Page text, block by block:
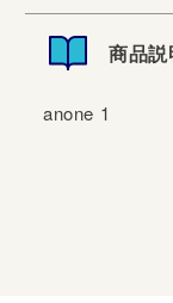
商品説
anone 1